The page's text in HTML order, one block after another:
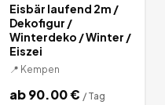
Eisbär laufend 2m /
Dekofigur /
Winterdeko / Winter /
Eiszei
📍 Kempen
ab90.00€ / Tag